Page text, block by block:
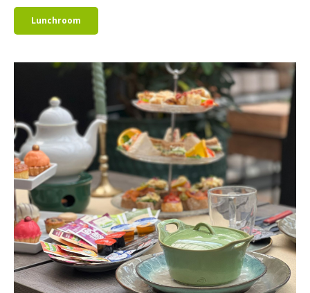
Lunchroom